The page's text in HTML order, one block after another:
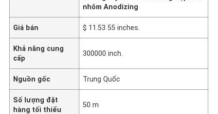
nhôm Anodizing
Giá bán $ 11.53 55 inches.
Khả năng cung
cấp
300000 inch.
Nguồn gốc Trung Quốc
Số lượng đặt
hàng tối thiểu
50 m